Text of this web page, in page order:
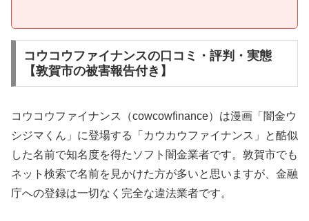
コウコウファイナンスの口コミ・評判・実態
【敦賀市の被害報告付き】
コウコウファイナンス（cowcowfinance）は漫画「闇金ウ
シジマくん」に登場する「カウカウファイナンス」と酷似
した名前で知名度を得たソフト闇金業者です。敦賀市でも
ネット検索で名前を見かけた方が多いと思いますが、金融
庁への登録は一切なく完全な違法業者です。